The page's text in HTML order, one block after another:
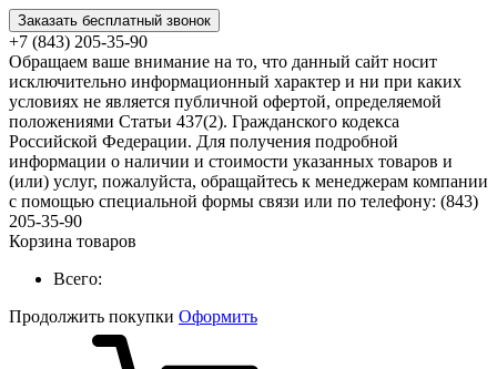
Заказать бесплатный звонок
+7 (843) 205-35-90
Обращаем ваше внимание на то, что данный сайт носит
исключительно информационный характер и ни при каких
условиях не является публичной офертой, определяемой
положениями Статьи 437(2). Гражданского кодекса
Российской Федерации. Для получения подробной
информации о наличии и стоимости указанных товаров и
(или) услуг, пожалуйста, обращайтесь к менеджерам компании
с помощью специальной формы связи или по телефону: (843)
205-35-90
Корзина товаров
Всего:
Продолжить покупки Оформить